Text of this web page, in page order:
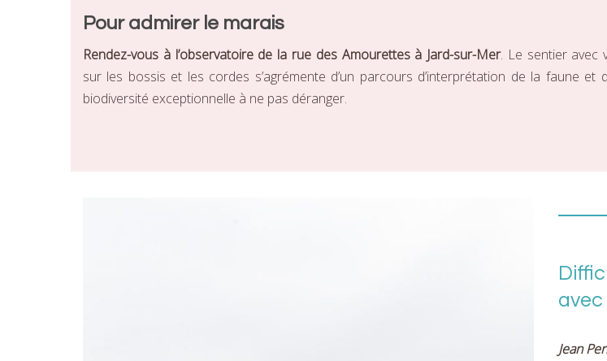
Pour admirer le marais
Rendez-vous à l’observatoire de la rue des Amourettes à Jard-sur-Mer. Le sentier avec
sur les bossis et les cordes s’agrémente d’un parcours d’interprétation de la faune et
biodiversité exceptionnelle à ne pas déranger.
avec
Jean